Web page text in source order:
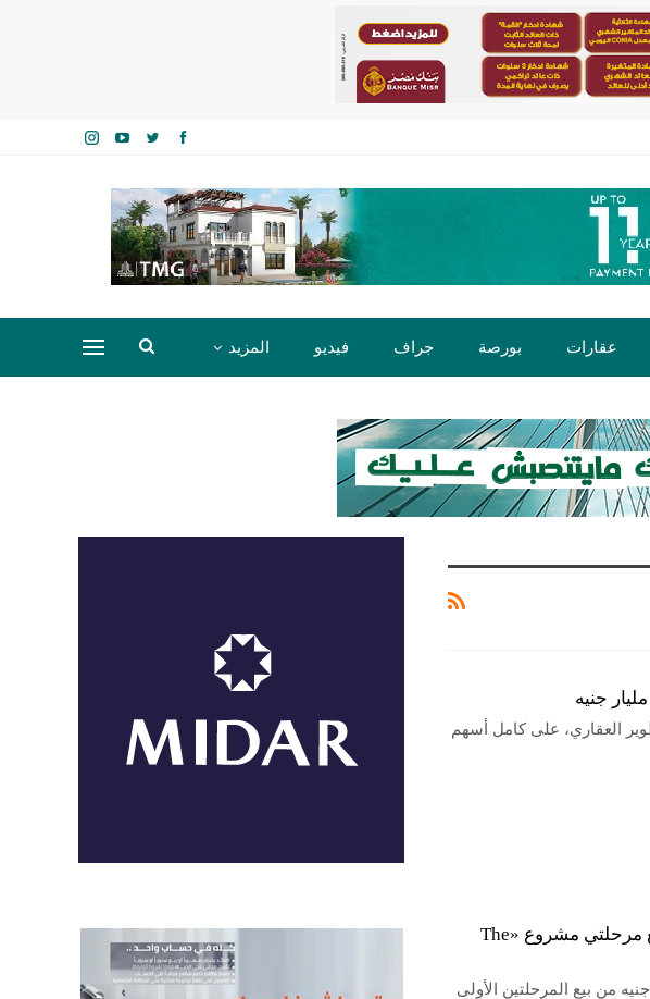
عقارات بورصة جراف فيديو المزيد
العقاري، على كامل أسهم
مدار للتطوير العقاري تحقق مبيعات 12 مليار جنيه ببيع مرحلتي مشروع «The
للتطوير العقاري مبيعات بقيمة 12 مليار جنيه من بيع المرحلتين الأولى